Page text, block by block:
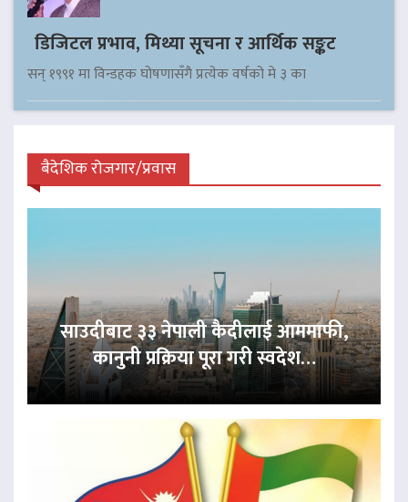
डिजिटल प्रभाव, मिथ्या सूचना र आर्थिक सङ्कट
सन् १९९१ मा विन्डहक घोषणासँगै प्रत्येक वर्षको मे ३ का
बैदेशिक रोजगार/प्रवास
साउदीबाट ३३ नेपाली कैदीलाई आममाफी,
कानुनी प्रक्रिया पूरा गरी स्वदेश…